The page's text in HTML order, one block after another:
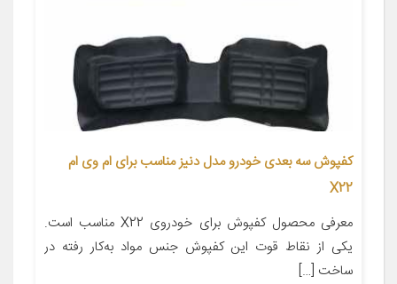
کفپوش سه بعدی خودرو مدل دنیز مناسب برای ام وی ام
X22
معرفی محصول کفپوش برای خودروی X22 مناسب است.
یکی از نقاط قوت این کفپوش جنس مواد به‌کار رفته در
ساخت […]